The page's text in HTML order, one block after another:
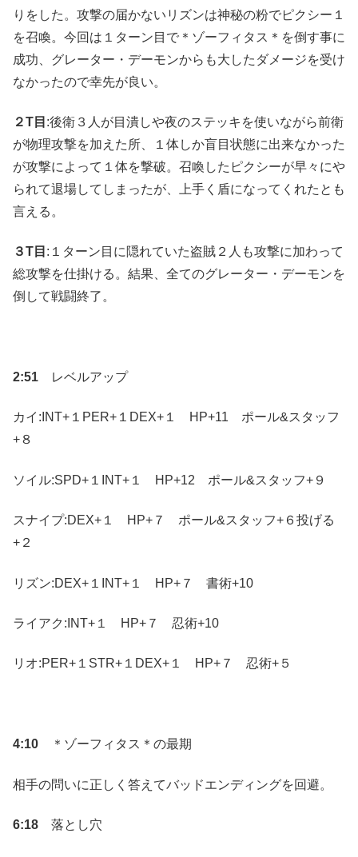
りをした。攻撃の届かないリズンは神秘の粉でピクシー１
を召喚。今回は１ターン目で＊ゾーフィタス＊を倒す事に
成功、グレーター・デーモンからも大したダメージを受け
なかったので幸先が良い。
２T目 :後衛３人が目潰しや夜のステッキを使いながら前衛
が物理攻撃を加えた所、１体しか盲目状態に出来なかった
が攻撃によって１体を撃破。召喚したピクシーが早々にや
られて退場してしまったが、上手く盾になってくれたとも
言える。
３T目 :１ターン目に隠れていた盗賊２人も攻撃に加わって
総攻撃を仕掛ける。結果、全てのグレーター・デーモンを
倒して戦闘終了。
2:51 レベルアップ
カイ:INT+１PER+１DEX+１ HP+11 ポール&スタッフ
+８
ソイル:SPD+１INT+１ HP+12 ポール&スタッフ+９
スナイプ:DEX+１ HP+７ ポール&スタッフ+６投げる
+２
リズン:DEX+１INT+１ HP+７ 書術+10
ライアク:INT+１ HP+７ 忍術+10
リオ:PER+１STR+１DEX+１ HP+７ 忍術+５
4:10 ＊ゾーフィタス＊の最期
相手の問いに正しく答えてバッドエンディングを回避。
6:18 落とし穴